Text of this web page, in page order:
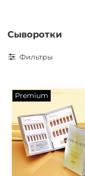
Сыворотки
Фильтры
Premium